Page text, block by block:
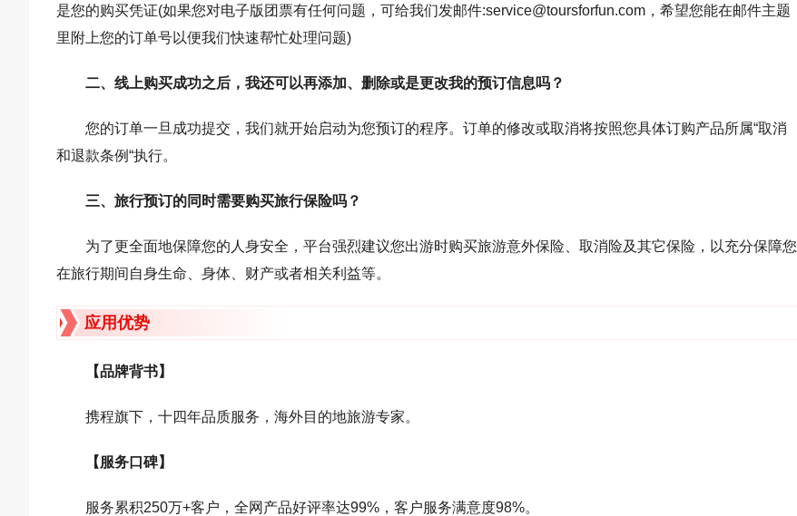
是您的购买凭证(如果您对电子版团票有任何问题，可给我们发邮件:service@toursforfun.com，希望您能在邮件主题
里附上您的订单号以便我们快速帮忙处理问题)
二、线上购买成功之后，我还可以再添加、删除或是更改我的预订信息吗？
您的订单一旦成功提交，我们就开始启动为您预订的程序。订单的修改或取消将按照您具体订购产品所属“取消
和退款条例“执行。
三、旅行预订的同时需要购买旅行保险吗？
为了更全面地保障您的人身安全，平台强烈建议您出游时购买旅游意外保险、取消险及其它保险，以充分保障您
在旅行期间自身生命、身体、财产或者相关利益等。
应用优势
【品牌背书】
携程旗下，十四年品质服务，海外目的地旅游专家。
【服务口碑】
服务累积250万+客户，全网产品好评率达99%，客户服务满意度98%。